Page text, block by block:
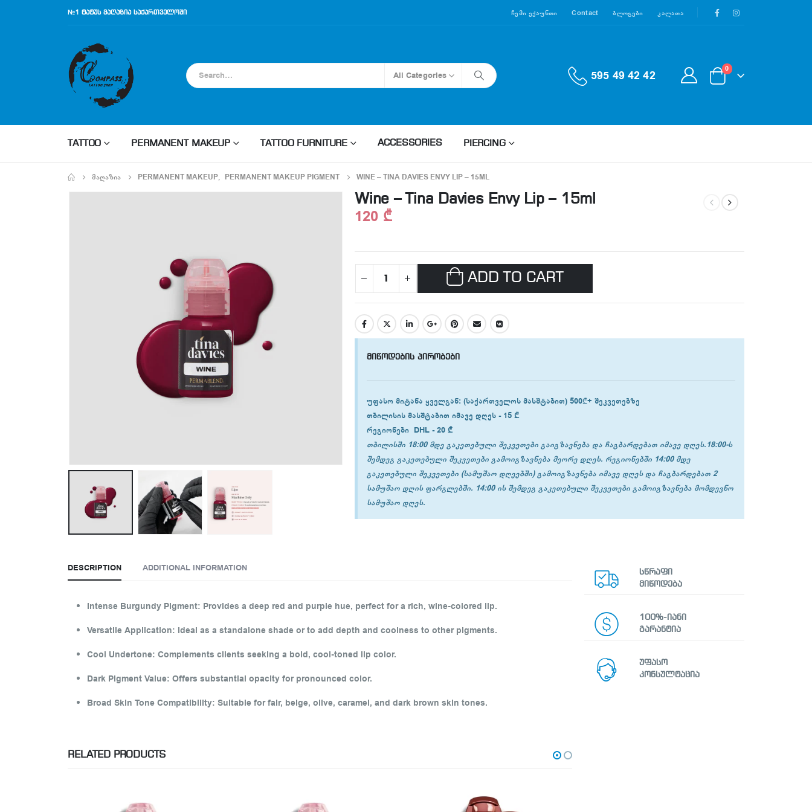
№1 ტატუს მაღაზია საქართველოში Ჩემი Ექაუნთი Contact Ბლოგები Კალათა
All Categories 595 49 42 42 0
TATTOO PERMANENT MAKEUP TATTOO FURNITURE ACCESSORIES PIERCING
ᲛᲐᲦᲐᲖᲘᲐ PERMANENT MAKEUP, PERMANENT MAKEUP PIGMENT WINE – TINA DAVIES ENVY LIP – 15ML
Wine – Tina Davies Envy Lip – 15ml
120 ₾
ADD TO CART
მიწოდების პირობები
უფასო მიტანა ყველგან: (საქართველოს მასშტაბით) 500₾+ შეკვეთებზე
თბილისისმასშტაბით იმავე დღეს -15 ₾
რეგიონებიDHL -20 ₾
თბილისში 18:00 მდე გაკეთებული შეკვეთები გაიგზავნება და ჩაგბარდებათ იმავე დღეს.18:00-ს
შემდეგ გაკეთებული შეკვეთები გამოიგზავნება მეორე დღეს. რეგიონებში 14:00 მდე
გაკეთებული შეკვეთები (სამუშაო დღეებში) გამოიგზავნება იმავე დღეს და ჩაგბარდებათ 2
სამუშაო დღის ფარგლებში. 14:00 ის შემდეგ გაკეთებული შეკვეთები გამოიგზავნება მომდევნო
სამუშაო დღეს.
DESCRIPTION ADDITIONAL INFORMATION
Intense Burgundy Pigment: Provides a deep red and purple hue, perfect for a rich, wine-colored lip.
Versatile Application: Ideal as a standalone shade or to add depth and coolness to other pigments.
Cool Undertone: Complements clients seeking a bold, cool-toned lip color.
Dark Pigment Value: Offers substantial opacity for pronounced color.
Broad Skin Tone Compatibility: Suitable for fair, beige, olive, caramel, and dark brown skin tones.
RELATED PRODUCTS
სწრაფი
მიწოდება
100%-იანი
გარანტია
უფასო
კონსულტაცია